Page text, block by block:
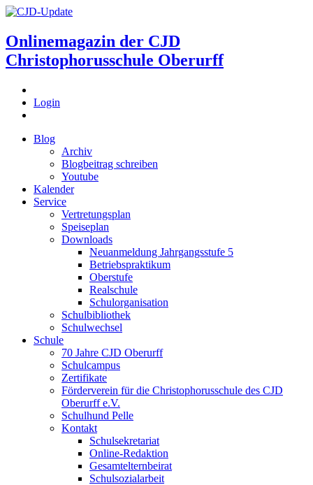
Onlinemagazin der CJD
Christophorusschule Oberurff
Login
Blog
Archiv
Blogbeitrag schreiben
Youtube
Kalender
Service
Vertretungsplan
Speiseplan
Downloads
Neuanmeldung Jahrgangsstufe 5
Betriebspraktikum
Oberstufe
Realschule
Schulorganisation
Schulbibliothek
Schulwechsel
Schule
70 Jahre CJD Oberurff
Schulcampus
Zertifikate
Förderverein für die Christophorusschule des CJD
Oberurff e.V.
Schulhund Pelle
Kontakt
Schulsekretariat
Online-Redaktion
Gesamtelternbeirat
Schulsozialarbeit